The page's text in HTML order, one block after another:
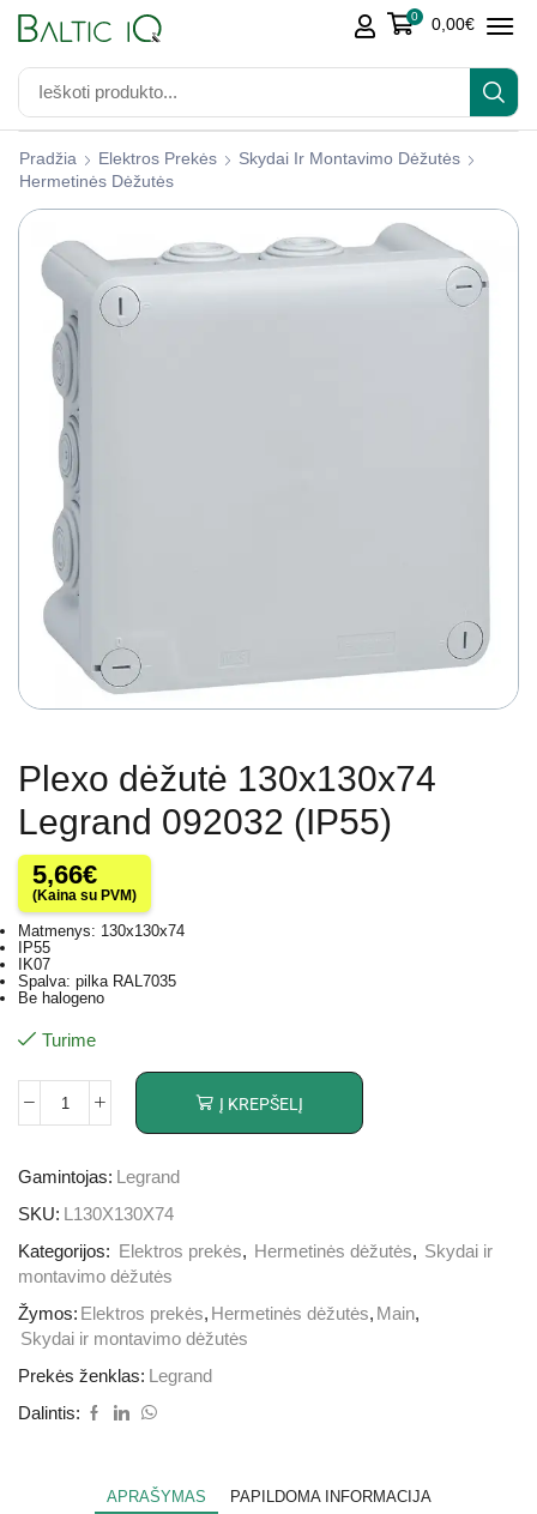
0 0,00€
Pradžia Elektros Prekės
Skydai Ir Montavimo Dėžutės
Hermetinės Dėžutės
Plexo dėžutė 130x130x74
Legrand 092032 (IP55)
5,66€
(Kaina su PVM)
Matmenys: 130x130x74
IP55
IK07
Spalva: pilka RAL7035
Be halogeno
Turime
Į KREPŠELĮ
Gamintojas:
Legrand
SKU:
L130X130X74
Kategorijos:
Elektros prekės, Hermetinės dėžutės, Skydai ir
montavimo dėžutės
Žymos: Elektros prekės, Hermetinės dėžutės, Main,
Skydai ir montavimo dėžutės
Prekės ženklas:
Legrand
Dalintis:
APRAŠYMAS PAPILDOMA INFORMACIJA